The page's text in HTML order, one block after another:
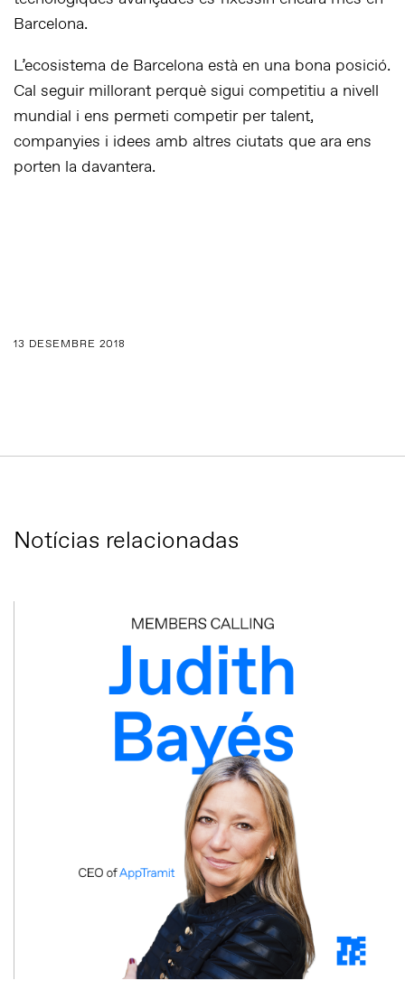
Barcelona.
L’ecosistema de Barcelona està en una bona posició.
Cal seguir millorant perquè sigui competitiu a nivell
mundial i ens permeti competir per talent,
companyies i idees amb altres ciutats que ara ens
porten la davantera.
13 DESEMBRE 2018
Notícias relacionadas